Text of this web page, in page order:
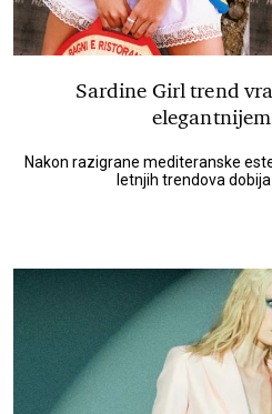
Sardine Girl trend
Nakon razigrane mediteranske
letnjih trendova